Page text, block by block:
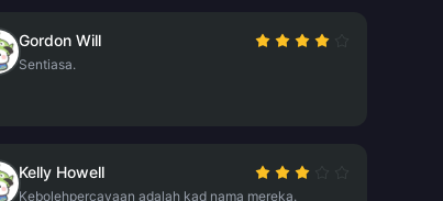
Gordon Will
Sentiasa.
Kelly Howell
Kebolehpercayaan adalah kad nama mereka.